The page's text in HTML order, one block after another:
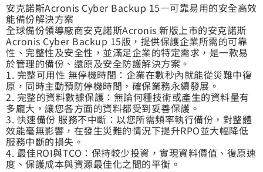
安克諾斯Acronis Cyber Backup 15—可靠易用的安全高效
能備份解決方案
全球備份領導廠商安克諾斯Acronis 新版上市的安克諾斯
Acronis Cyber Backup 15版，提供保護企業所需的可靠
性、完整性及安全性，並滿足企業的特定需求，是一款易
於管理的備份、還原及安全防護解決方案。
1. 完整可用性 無停機時間：企業在數秒內就能從災難中復
原，同時主動預防停機時間，確保業務永續發展。
2. 完整的資料數據保護：無論何種技術或產生的資料量有
多龐大，讓您各方面的資料都受到妥善保護。
3. 快速備份 服務不中斷：以您所需頻率執行備份，對整體
效能毫無影響，在發生災難的情況下提升RPO並大幅降低
服務中斷的損失。
4. 最佳ROI與TCO：保持較少投資，實現資料價值、復原速
度、保護成本與資源最佳化之間的平衡。